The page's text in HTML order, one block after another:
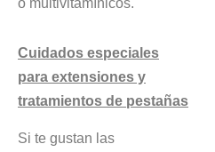
Cuidados especiales
para extensiones y
tratamientos de pestañas
Si te gustan las